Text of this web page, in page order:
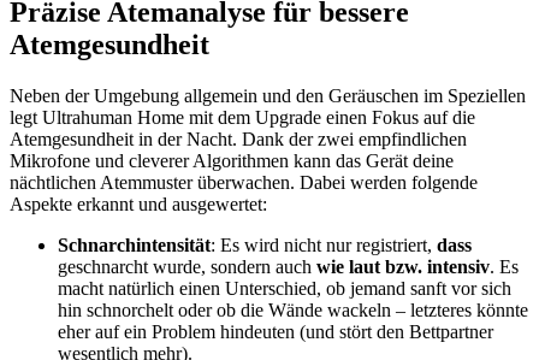
Präzise Atemanalyse für bessere
Atemgesundheit
Neben der Umgebung allgemein und den Geräuschen im Speziellen
legt Ultrahuman Home mit dem Upgrade einen Fokus auf die
Atemgesundheit in der Nacht. Dank der zwei empfindlichen
Mikrofone und cleverer Algorithmen kann das Gerät deine
nächtlichen Atemmuster überwachen. Dabei werden folgende
Aspekte erkannt und ausgewertet:
Schnarchintensität: Es wird nicht nur registriert, dass
geschnarcht wurde, sondern auch wie laut bzw. intensiv. Es
macht natürlich einen Unterschied, ob jemand sanft vor sich
hin schnorchelt oder ob die Wände wackeln – letzteres könnte
eher auf ein Problem hindeuten (und stört den Bettpartner
wesentlich mehr).